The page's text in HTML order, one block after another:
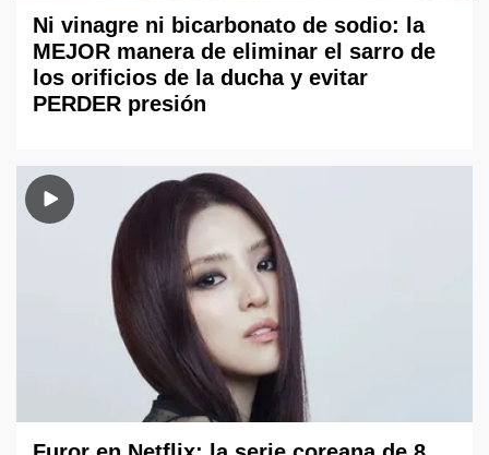
Ni vinagre ni bicarbonato de sodio: la
MEJOR manera de eliminar el sarro de
los orificios de la ducha y evitar
PERDER presión